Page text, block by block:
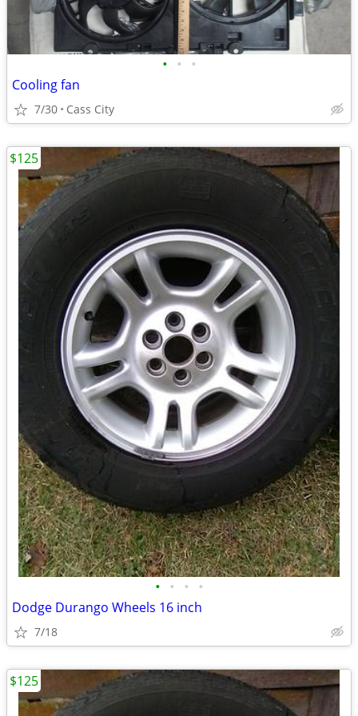
• • •
Cooling fan
7/30 Cass City
• • • •
Dodge Durango Wheels 16 inch
7/18
$125
$125